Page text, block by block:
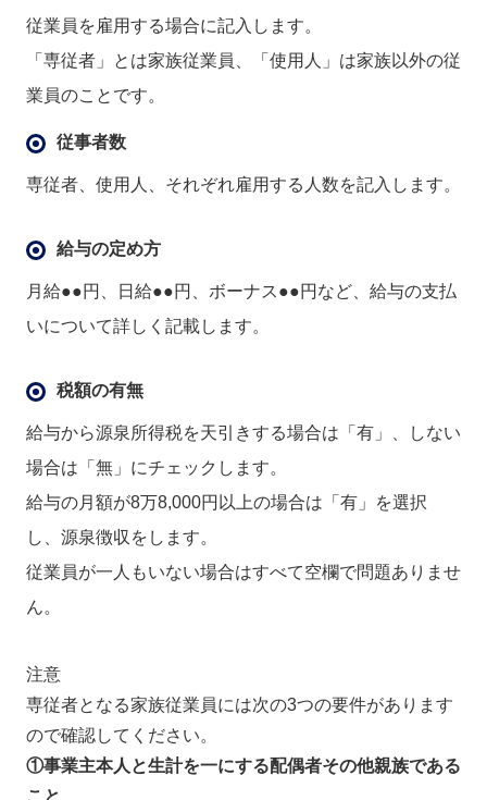
従業員を雇用する場合に記入します。
「専従者」とは家族従業員、「使用人」は家族以外の従
業員のことです。
従事者数
専従者、使用人、それぞれ雇用する人数を記入します。
給与の定め方
月給●●円、日給●●円、ボーナス●●円など、給与の支払
いについて詳しく記載します。
税額の有無
給与から源泉所得税を天引きする場合は「有」、しない
場合は「無」にチェックします。
給与の月額が8万8,000円以上の場合は「有」を選択
し、源泉徴収をします。
従業員が一人もいない場合はすべて空欄で問題ありませ
ん。
注意
専従者となる家族従業員には次の3つの要件があります
ので確認してください。
①事業主本人と生計を一にする配偶者その他親族である